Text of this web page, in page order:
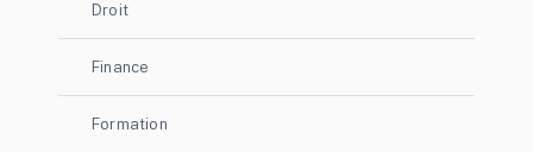
Droit
Finance
Formation